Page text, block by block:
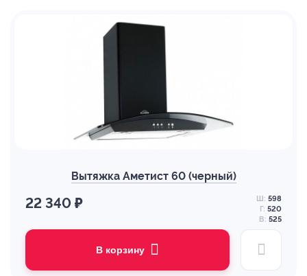
Вытяжка Аметист 60 (черный)
22 340 ₽ Ш: 598
Г: 520
В: 525
В корзину